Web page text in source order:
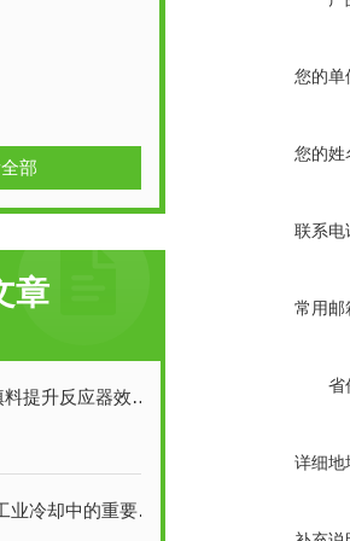
部
章
升反应器效率？
冷却中的重要作用
您的单
您的姓
联系电
常用邮
省
详细地